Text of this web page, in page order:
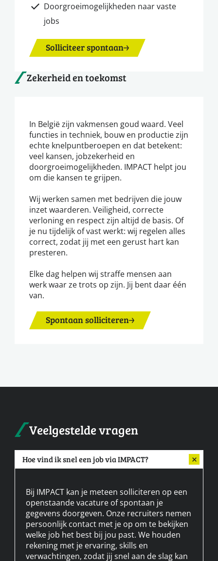
Doorgroeimogelijkheden naar vaste
jobs
Solliciteer spontaan
Zekerheid en toekomst
In België zijn vakmensen goud waard. Veel
functies in techniek, bouw en productie zijn
echte knelpuntberoepen en dat betekent:
veel kansen, jobzekerheid en
doorgroeimogelijkheden. IMPACT helpt jou
om die kansen te grijpen.
Wij werken samen met bedrijven die jouw
inzet waarderen. Veiligheid, correcte
verloning en respect zijn altijd de basis. Of
je nu tijdelijk of vast werkt: wij regelen alles
correct, zodat jij met een gerust hart kan
presteren.
Elke dag helpen wij straffe mensen aan
werk waar ze trots op zijn. Jij bent daar één
van.
Spontaan solliciteren
Veelgestelde vragen
Hoe vind ik snel een job via IMPACT?
Bij IMPACT kan je meteen solliciteren op een
openstaande vacature of spontaan je
gegevens doorgeven. Onze recruiters nemen
persoonlijk contact met je op om te bekijken
welke job het best bij jou past. We houden
rekening met je ervaring, skills en
verwachtingen, zodat jij snel aan de slag kan